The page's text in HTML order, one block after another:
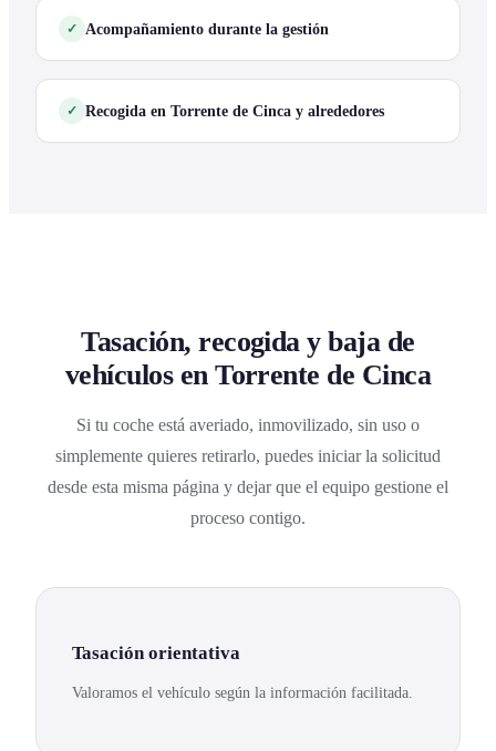
Acompañamiento durante la gestión
Recogida en Torrente de Cinca y alrededores
Tasación, recogida y baja de
vehículos en Torrente de Cinca
Si tu coche está averiado, inmovilizado, sin uso o
simplemente quieres retirarlo, puedes iniciar la solicitud
desde esta misma página y dejar que el equipo gestione el
proceso contigo.
Tasación orientativa
Valoramos el vehículo según la información facilitada.